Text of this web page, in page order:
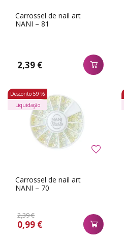
Carrossel de nail art
NANI – 81
2,39 €
Carrossel de nail art
NANI – 70
2,39 €
0,99 €
Desconto 59 %
Liquidação